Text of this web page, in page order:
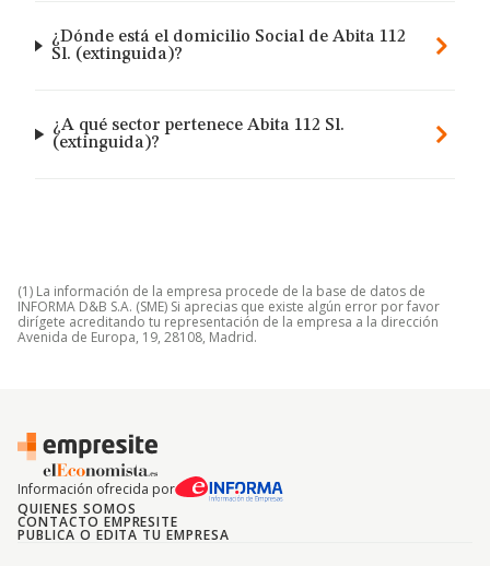
¿Dónde está el domicilio Social de Abita 112
Sl. (extinguida)?
¿A qué sector pertenece Abita 112 Sl.
(extinguida)?
(1) La información de la empresa procede de la base de datos de
INFORMA D&B S.A. (SME) Si aprecias que existe algún error por favor
dirígete acreditando tu representación de la empresa a la dirección
Avenida de Europa, 19, 28108, Madrid.
Información ofrecida por
QUIENES SOMOS
CONTACTO EMPRESITE
PUBLICA O EDITA TU EMPRESA